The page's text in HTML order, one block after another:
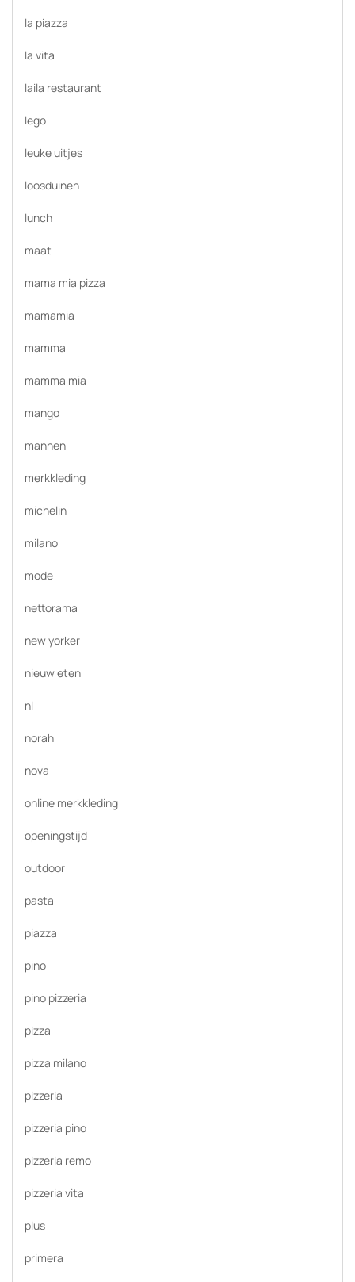
la piazza
la vita
laila restaurant
lego
leuke uitjes
loosduinen
lunch
maat
mama mia pizza
mamamia
mamma
mamma mia
mango
mannen
merkkleding
michelin
milano
mode
nettorama
new yorker
nieuw eten
nl
norah
nova
online merkkleding
openingstijd
outdoor
pasta
piazza
pino
pino pizzeria
pizza
pizza milano
pizzeria
pizzeria pino
pizzeria remo
pizzeria vita
plus
primera